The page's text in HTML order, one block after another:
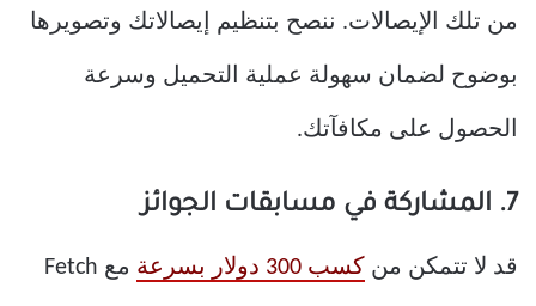
من تلك الإيصالات. ننصح بتنظيم إيصالاتك وتصويرها
بوضوح لضمان سهولة عملية التحميل وسرعة
الحصول على مكافآتك.
7. المشاركة في مسابقات الجوائز
قد لا تتمكن من كسب 300 دولار بسرعة مع Fetch